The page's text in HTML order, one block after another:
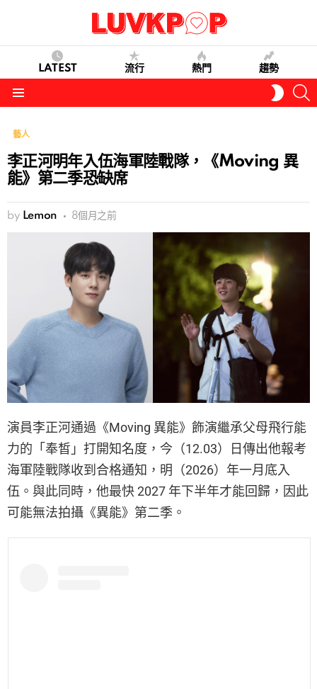
LATEST 流行 熱門 趨勢
SKIN
藝人
李正河明年入伍海軍陸戰隊，《Moving 異
能》第二季恐缺席
by Lemon 8個月之前
演員李正河通過《Moving 異能》飾演繼承父母飛行能
力的「奉皙」打開知名度，今（12.03）日傳出他報考
海軍陸戰隊收到合格通知，明（2026）年一月底入
伍。與此同時，他最快 2027 年下半年才能回歸，因此
可能無法拍攝《異能》第二季。